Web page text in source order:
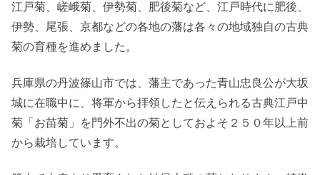
江戸菊、嵯峨菊、伊勢菊、肥後菊など、江戸時代に肥後、
伊勢、尾張、京都などの各地の藩は各々の地域独自の古典
菊の育種を進めました。
兵庫県の丹波篠山市では、藩主であった青山忠良公が大坂
城に在職中に、将軍から拝領したと伝えられる古典江戸中
菊「お苗菊」を門外不出の菊としておよそ２５０年以上前
から栽培しています。